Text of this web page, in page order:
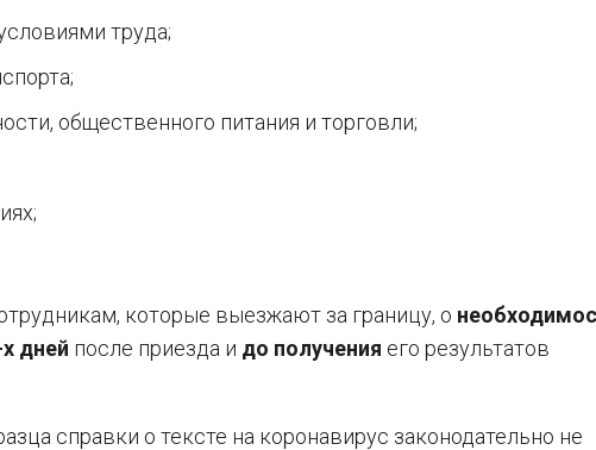
труда;
общественного питания и торговли;
которые выезжают за границу, о
дней после приезда и до получения его результатов
справки о тексте на коронавирус законодательно не